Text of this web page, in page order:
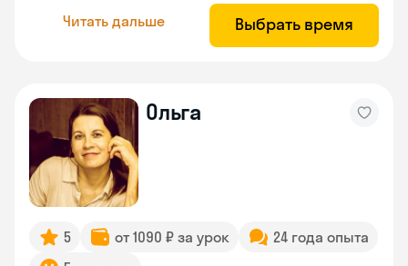
Читать дальше Выбрать время
Ольга
5 от 1090 ₽ за урок
24 года опыта